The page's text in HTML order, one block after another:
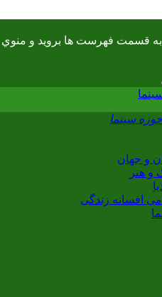
قسمت فهرست ها برويد و منوي
و جهان
و هنر
افسانه زندگی